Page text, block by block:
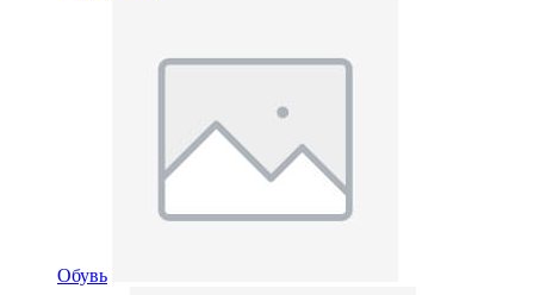
Обувь